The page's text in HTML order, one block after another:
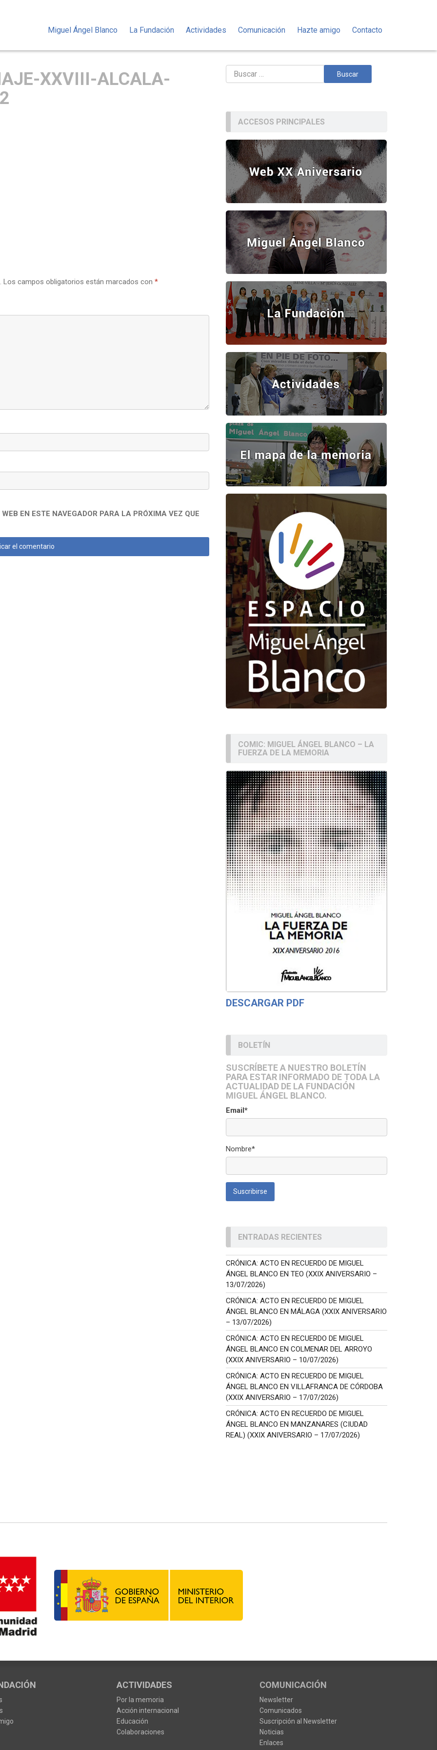
Miguel Ángel Blanco La Fundación Actividades Comunicación Hazte amigo Contacto
XXVIII-ALCALA-
Los campos obligatorios están marcados con *
EN ESTE NAVEGADOR PARA LA PRÓXIMA VEZ QUE
Buscar:
ACCESOS PRINCIPALES
COMIC: MIGUEL ÁNGEL BLANCO – LA
FUERZA DE LA MEMORIA
DESCARGAR PDF
BOLETÍN
SUSCRÍBETE A NUESTRO BOLETÍN
PARA ESTAR INFORMADO DE TODA LA
ACTUALIDAD DE LA FUNDACIÓN
MIGUEL ÁNGEL BLANCO.
Email*
Nombre*
ENTRADAS RECIENTES
CRÓNICA: ACTO EN RECUERDO DE MIGUEL
ÁNGEL BLANCO EN TEO (XXIX ANIVERSARIO –
13/07/2026)
CRÓNICA: ACTO EN RECUERDO DE MIGUEL
ÁNGEL BLANCO EN MÁLAGA (XXIX ANIVERSARIO
– 13/07/2026)
CRÓNICA: ACTO EN RECUERDO DE MIGUEL
ÁNGEL BLANCO EN COLMENAR DEL ARROYO
(XXIX ANIVERSARIO – 10/07/2026)
CRÓNICA: ACTO EN RECUERDO DE MIGUEL
ÁNGEL BLANCO EN VILLAFRANCA DE CÓRDOBA
(XXIX ANIVERSARIO – 17/07/2026)
CRÓNICA: ACTO EN RECUERDO DE MIGUEL
ÁNGEL BLANCO EN MANZANARES (CIUDAD
REAL) (XXIX ANIVERSARIO – 17/07/2026)
ACTIVIDADES
Por la memoria
Acción internacional
Educación
Colaboraciones
COMUNICACIÓN
Newsletter
Comunicados
Suscripción al Newsletter
Noticias
Enlaces